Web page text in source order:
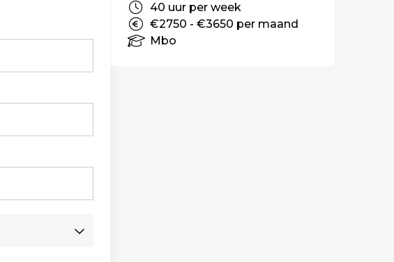
40 uur per week
€2750 - €3650 per maand
Mbo